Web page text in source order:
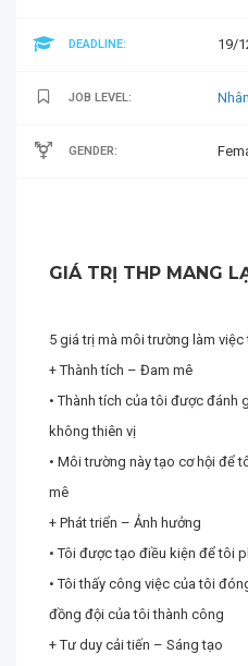
DEADLINE: 19/
JOB LEVEL:
GENDER:
GIÁ TRỊ THP MANG
5 giá trị mà môi trường làm việc
+ Thành tích – Đam mê
• Thành tích của tôi được đánh
không thiên vị
• Môi trường này tạo cơ hội để
mê
+ Phát triển – Ảnh hưởng
• Tôi được tạo điều kiện để tôi
• Tôi thấy công việc của tôi
đồng đội của tôi thành công
+ Tư duy cải tiến – Sáng tạo